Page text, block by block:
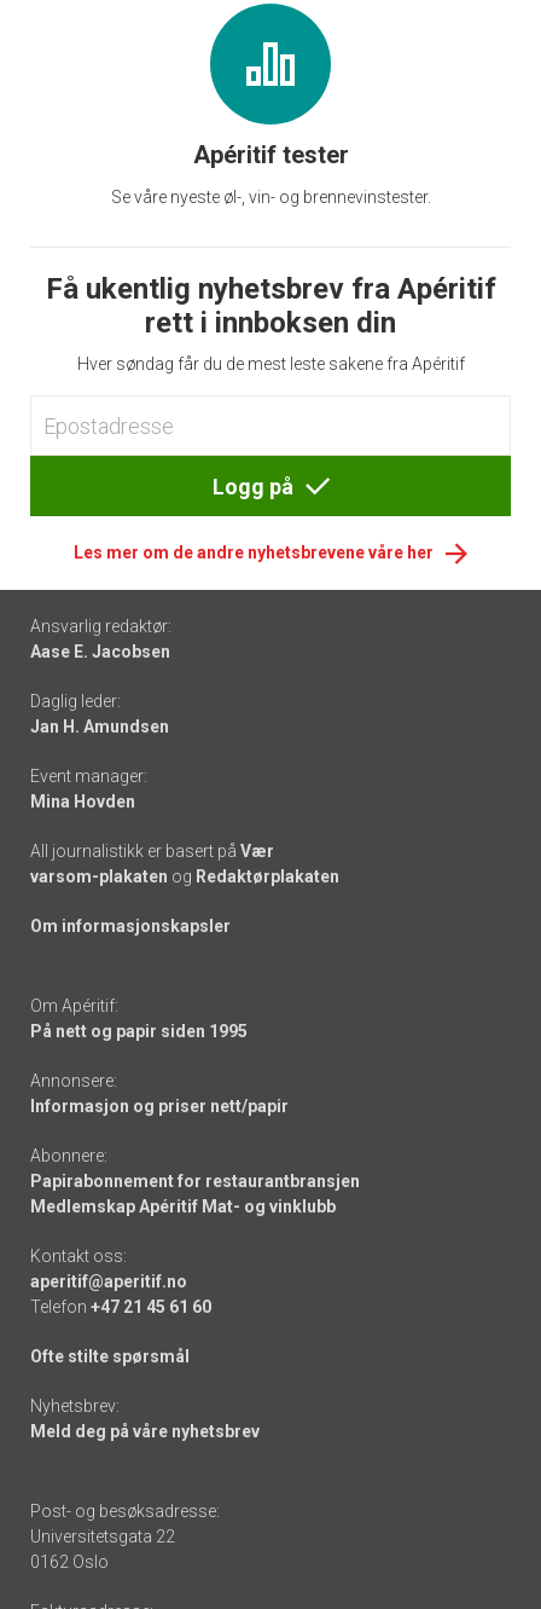
Apéritif tester
Se våre nyeste øl-, vin- og brennevinstester.
Få ukentlig nyhetsbrev fra Apéritif
rett i innboksen din
Hver søndag får du de mest leste sakene fra Apéritif
Logg på
Les mer om de andre nyhetsbrevene våre her
Footer
-
links
Ansvarlig redaktør:
Aase E. Jacobsen
Daglig leder:
Jan H. Amundsen
Event manager:
Mina Hovden
All journalistikk er basert på Vær
varsom-plakaten og Redaktørplakaten
Om informasjonskapsler
Om Apéritif:
På nett og papir siden 1995
Annonsere:
Informasjon og priser nett/papir
Abonnere:
Papirabonnement for restaurantbransjen
Medlemskap Apéritif Mat- og vinklubb
Kontakt oss:
aperitif@aperitif.no
Telefon +47 21 45 61 60
Ofte stilte spørsmål
Nyhetsbrev:
Meld deg på våre nyhetsbrev
Post- og besøksadresse:
Universitetsgata 22
0162 Oslo